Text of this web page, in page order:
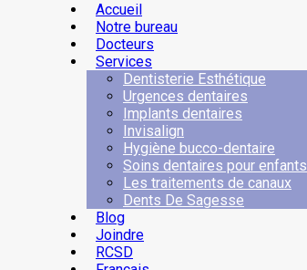
Accueil
Notre bureau
Docteurs
Services
Dentisterie Esthétique
Urgences dentaires
Implants dentaires
Invisalign
Hygiène bucco-dentaire
Soins dentaires pour enfants
Les traitements de canaux
Dents De Sagesse
Blog
Joindre
RCSD